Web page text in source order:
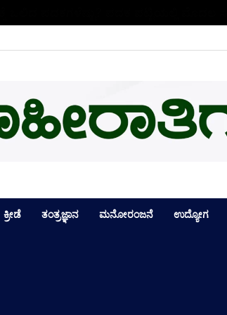
ಕ್ರೀಡೆ ತಂತ್ರಜ್ಞಾನ ಮನೋರಂಜನೆ ಉದ್ಯೋಗ